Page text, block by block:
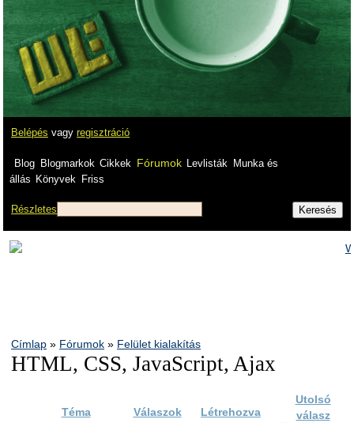
Belépés vagy regisztráció
Blog Blogmarkok Cikkek Fórumok Levlisták
Munka és
állás Könyvek Friss
Részletes
Címlap » Fórumok » Felület kialakítás
HTML, CSS, JavaScript, Ajax
Téma Válaszok Létrehozva
Utolsó
válasz